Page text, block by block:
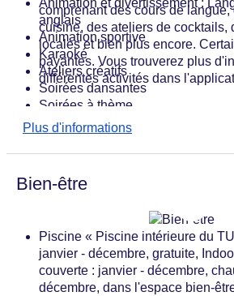
comprenant des cours de langue,
cuisine, des ateliers de cocktails,
locales et bien plus encore.
payantes. Vous trouverez plus
différentes activités dans
Animation et divertissement :
anglais
Animation sportive
Karaoké
Ateliers créatifs
Soirées dansantes
Soirées à thème
Fléchettes
Plus d'informations
Bien-être
Piscine « Piscine intérieure du
janvier - décembre, gratuite,
couverte : janvier - décembre,
décembre, dans l'espace bien-